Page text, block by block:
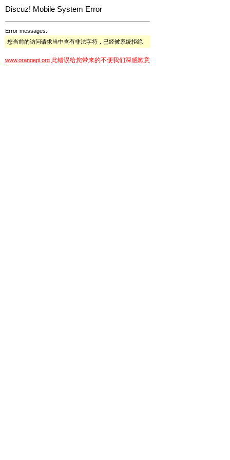
Discuz! Mobile System Error
Error messages:
您当前的访问请求当中含有非法字符，已经被系统拒绝
www.orangepi.org 此错误给您带来的不便我们深感歉意